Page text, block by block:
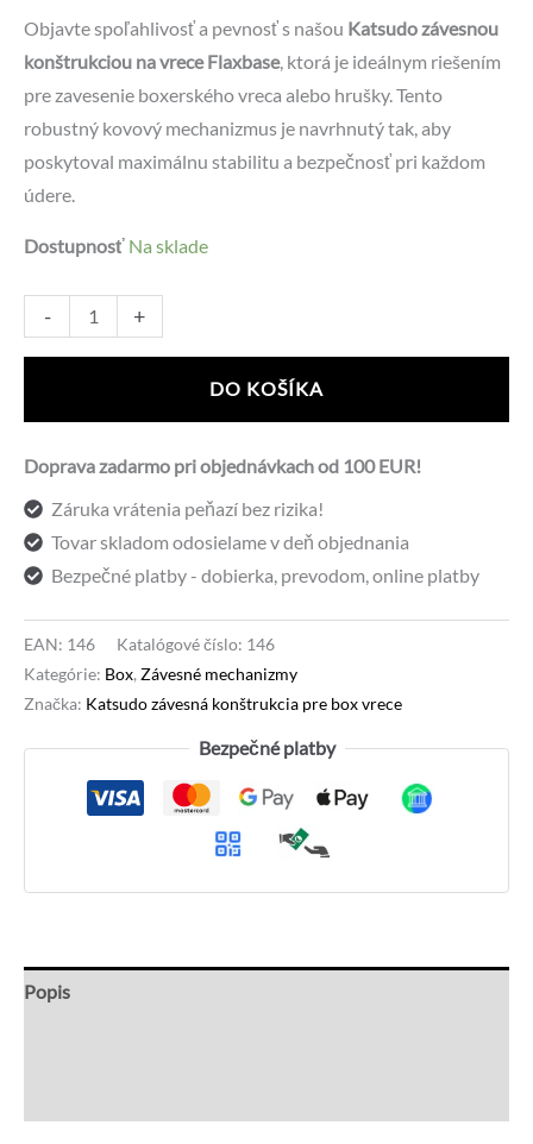
Objavte spoľahlivosť a pevnosť s našou Katsudo závesnou
konštrukciou na vrece Flaxbase, ktorá je ideálnym riešením
pre zavesenie boxerského vreca alebo hrušky. Tento
robustný kovový mechanizmus je navrhnutý tak, aby
poskytoval maximálnu stabilitu a bezpečnosť pri každom
údere.
Dostupnosť Na sklade
-
množstvo
Katsudo
vrece
Flaxbase,
čierna
+
DO KOŠÍKA
Doprava zadarmo pri objednávkach od 100 EUR!
Záruka vrátenia peňazí bez rizika!
Tovar skladom odosielame v deň objednania
Bezpečné platby - dobierka, prevodom, online platby
EAN: 146 Katalógové číslo: 146
Kategórie: Box, Závesné mechanizmy
Značka: Katsudo závesná konštrukcia pre box vrece
Bezpečné platby
Popis